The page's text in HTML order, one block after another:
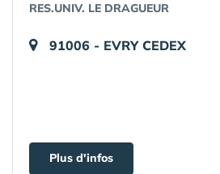
RES.UNIV. LE DRAGUEUR
91006 - EVRY CEDEX
Plus d'infos